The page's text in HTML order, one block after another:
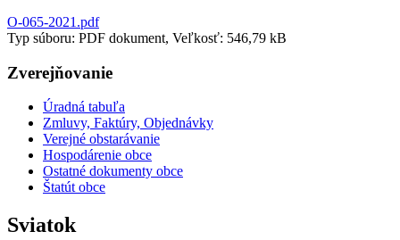
O-065-2021.pdf
Typ súboru: PDF dokument, Veľkosť: 546,79 kB
Zverejňovanie
Úradná tabuľa
Zmluvy, Faktúry, Objednávky
Verejné obstarávanie
Hospodárenie obce
Ostatné dokumenty obce
Štatút obce
Sviatok